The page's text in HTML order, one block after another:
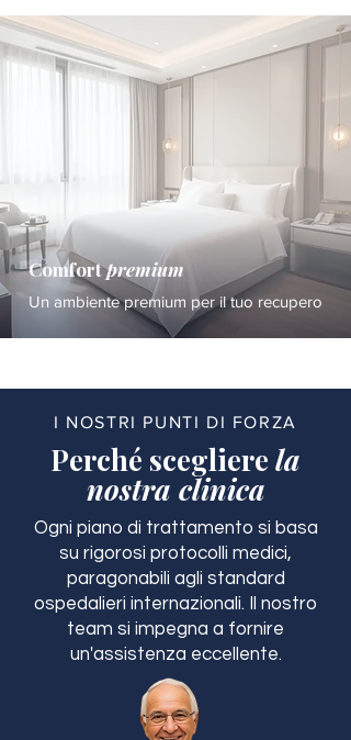
Comfortpremium
Un ambiente premium per il tuo recupero
I NOSTRI PUNTI DI FORZA
Perché scegliere la
nostra clinica
Ogni piano di trattamento si basa
su rigorosi protocolli medici,
paragonabili agli standard
ospedalieri internazionali. Il nostro
team si impegna a fornire
un'assistenza eccellente.